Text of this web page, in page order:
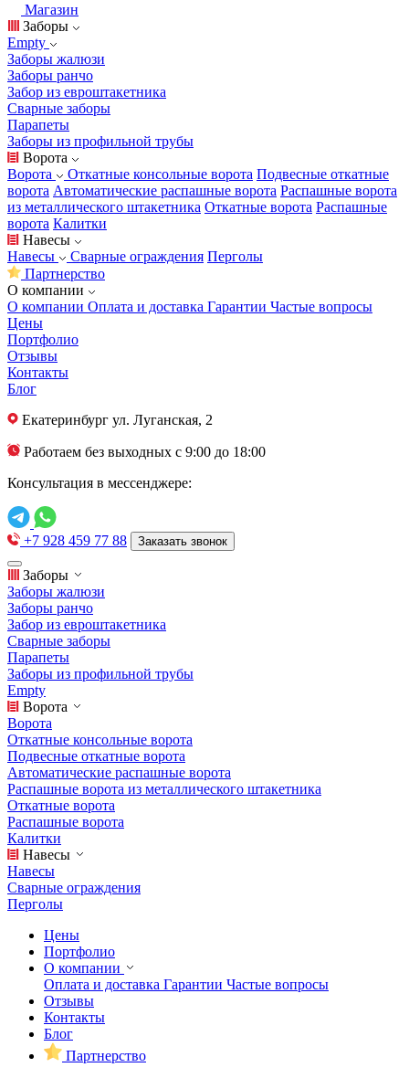
Магазин
Заборы
Empty
Заборы жалюзи
Заборы ранчо
Забор из евроштакетника
Сварные заборы
Парапеты
Заборы из профильной трубы
Ворота
Ворота
Откатные консольные ворота Подвесные откатные
ворота Автоматические распашные ворота Распашные ворота
из металлического штакетника Откатные ворота Распашные
ворота Калитки
Навесы
Навесы
Сварные ограждения Перголы
Партнерство
О компании
О компании Оплата и доставка Гарантии Частые вопросы
Цены
Портфолио
Отзывы
Контакты
Блог
Екатеринбург ул. Луганская, 2
Работаем без выходных с 9:00 до 18:00
Консультация в мессенджере:
+7 928 459 77 88 Заказать звонок
Заборы
Заборы жалюзи
Заборы ранчо
Забор из евроштакетника
Сварные заборы
Парапеты
Заборы из профильной трубы
Empty
Ворота
Ворота
Откатные консольные ворота
Подвесные откатные ворота
Автоматические распашные ворота
Распашные ворота из металлического штакетника
Откатные ворота
Распашные ворота
Калитки
Навесы
Навесы
Сварные ограждения
Перголы
Цены
Портфолио
О компании
Оплата и доставка Гарантии Частые вопросы
Отзывы
Контакты
Блог
Партнерство